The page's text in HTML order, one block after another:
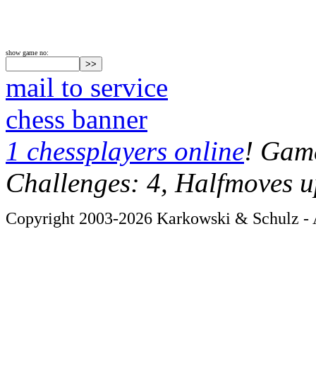
show game no:
mail to service
chess banner
1 chessplayers online!
Challenges: 4, Halfmoves
Copyright 2003-2026 Karkowski & Schulz